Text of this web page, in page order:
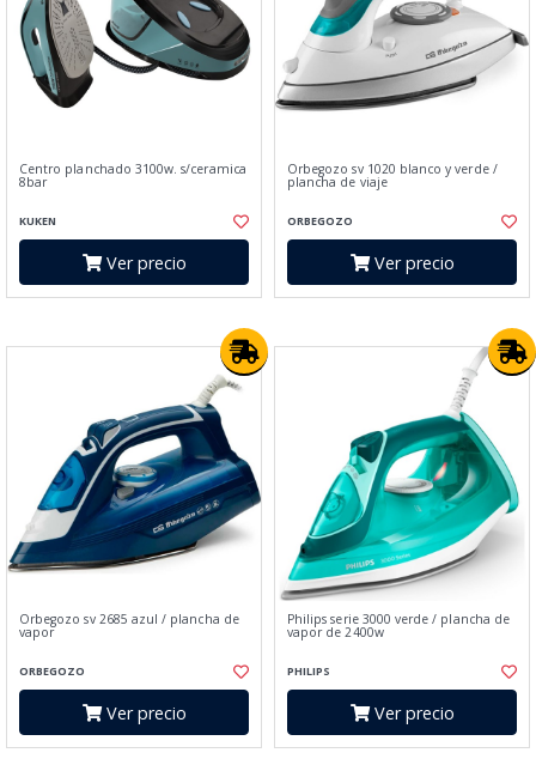
Centro planchado 3100w. s/ceramica
8bar
KUKEN
Ver precio
Orbegozo sv 1020 blanco y verde /
plancha de viaje
ORBEGOZO
Ver precio
Orbegozo sv 2685 azul / plancha de
vapor
ORBEGOZO
Ver precio
Philips serie 3000 verde / plancha de
vapor de 2400w
PHILIPS
Ver precio